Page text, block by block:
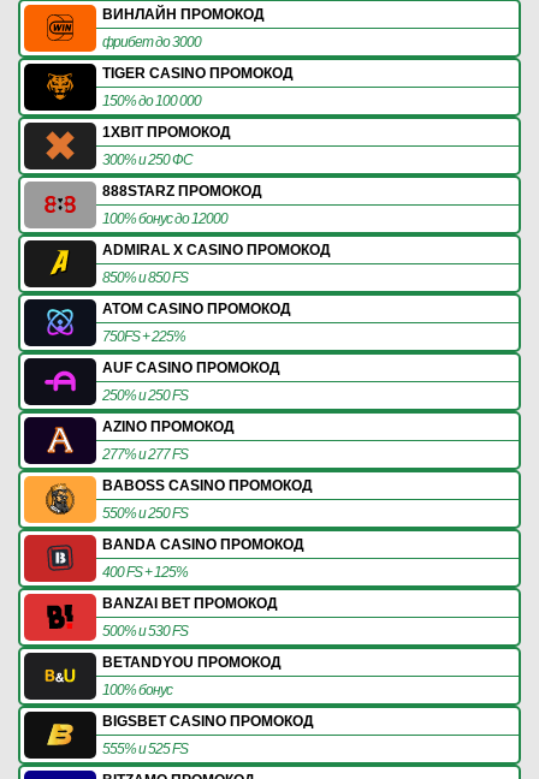
ВИНЛАЙН ПРОМОКОД
фрибет до 3000
TIGER CASINO ПРОМОКОД
150% до 100 000
1XBIT ПРОМОКОД
300% и 250 ФС
888STARZ ПРОМОКОД
100% бонус до 12000
ADMIRAL X CASINO ПРОМОКОД
850% и 850 FS
ATOM CASINO ПРОМОКОД
750FS + 225%
AUF CASINO ПРОМОКОД
250% и 250 FS
AZINO ПРОМОКОД
277% и 277 FS
BABOSS CASINO ПРОМОКОД
550% и 250 FS
BANDA CASINO ПРОМОКОД
400 FS + 125%
BANZAI BET ПРОМОКОД
500% и 530 FS
BETANDYOU ПРОМОКОД
100% бонус
BIGSBET CASINO ПРОМОКОД
555% и 525 FS